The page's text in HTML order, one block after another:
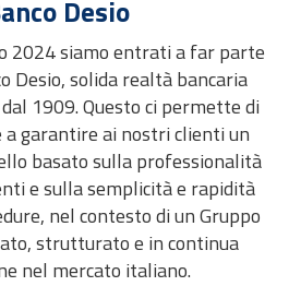
Desio
2024 siamo entrati a far parte
Desio, solida realtà bancaria
1909. Questo ci permette di
garantire ai nostri clienti un
basato sulla professionalità
e sulla semplicità e rapidità
nel contesto di un Gruppo
strutturato e in continua
nel mercato italiano.